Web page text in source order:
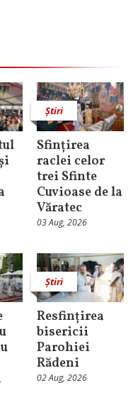
Știri
Sfințirea
raclei celor
trei Sfinte
Cuvioase de la
Văratec
03 Aug, 2026
Știri
Resfințirea
bisericii
Parohiei
Rădeni
02 Aug, 2026